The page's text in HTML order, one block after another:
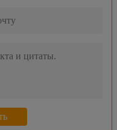
упаковки волдыря